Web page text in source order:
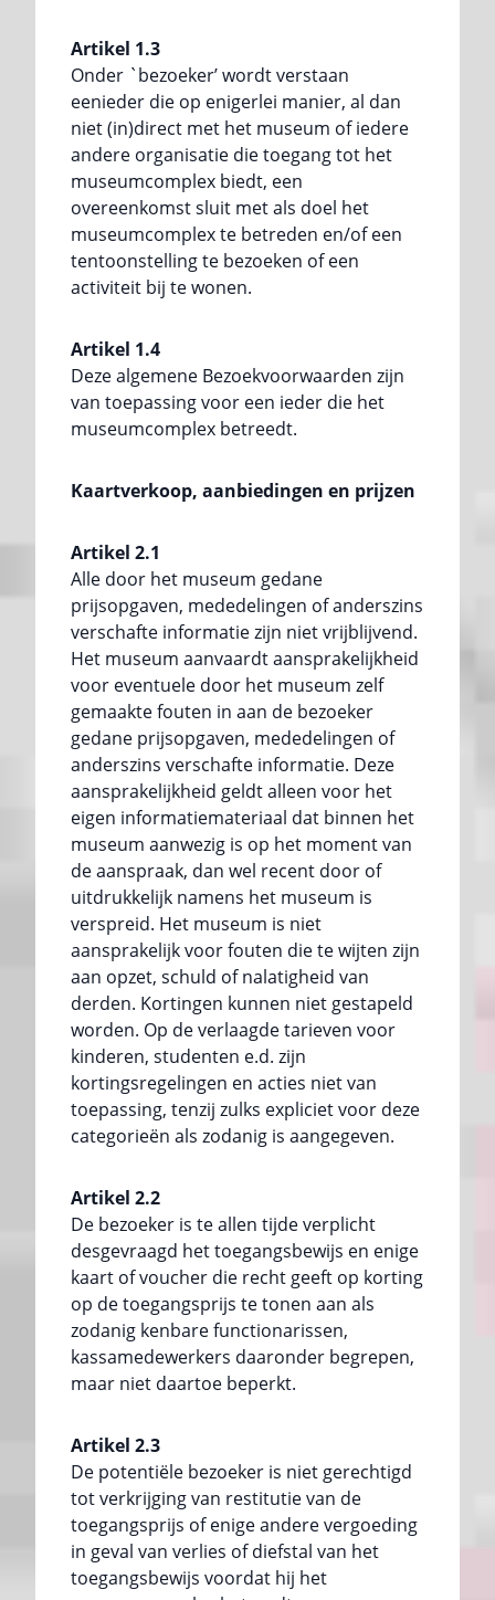
Artikel 1.3
Onder `bezoeker’ wordt verstaan
eenieder die op enigerlei manier, al dan
niet (in)direct met het museum of iedere
andere organisatie die toegang tot het
museumcomplex biedt, een
overeenkomst sluit met als doel het
museumcomplex te betreden en/of een
tentoonstelling te bezoeken of een
activiteit bij te wonen.
Artikel 1.4
Deze algemene Bezoekvoorwaarden zijn
van toepassing voor een ieder die het
museumcomplex betreedt.
Kaartverkoop, aanbiedingen en prijzen
Artikel 2.1
Alle door het museum gedane
prijsopgaven, mededelingen of anderszins
verschafte informatie zijn niet vrijblijvend.
Het museum aanvaardt aansprakelijkheid
voor eventuele door het museum zelf
gemaakte fouten in aan de bezoeker
gedane prijsopgaven, mededelingen of
anderszins verschafte informatie. Deze
aansprakelijkheid geldt alleen voor het
eigen informatiemateriaal dat binnen het
museum aanwezig is op het moment van
de aanspraak, dan wel recent door of
uitdrukkelijk namens het museum is
verspreid. Het museum is niet
aansprakelijk voor fouten die te wijten zijn
aan opzet, schuld of nalatigheid van
derden. Kortingen kunnen niet gestapeld
worden. Op de verlaagde tarieven voor
kinderen, studenten e.d. zijn
kortingsregelingen en acties niet van
toepassing, tenzij zulks expliciet voor deze
categorieën als zodanig is aangegeven.
Artikel 2.2
De bezoeker is te allen tijde verplicht
desgevraagd het toegangsbewijs en enige
kaart of voucher die recht geeft op korting
op de toegangsprijs te tonen aan als
zodanig kenbare functionarissen,
kassamedewerkers daaronder begrepen,
maar niet daartoe beperkt.
Artikel 2.3
De potentiële bezoeker is niet gerechtigd
tot verkrijging van restitutie van de
toegangsprijs of enige andere vergoeding
in geval van verlies of diefstal van het
toegangsbewijs voordat hij het